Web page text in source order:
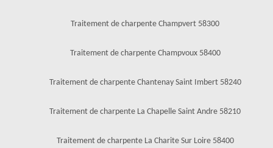
Traitement de charpente Champvert 58300
Traitement de charpente Champvoux 58400
Traitement de charpente Chantenay Saint Imbert 58240
Traitement de charpente La Chapelle Saint Andre 58210
Traitement de charpente La Charite Sur Loire 58400